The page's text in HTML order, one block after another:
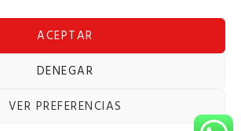
ACEPTAR
DENEGAR
VER PREFERENCIAS
© 2024 Alba Solomúsica
Política de Privacidad
de solicitud de desestimiento